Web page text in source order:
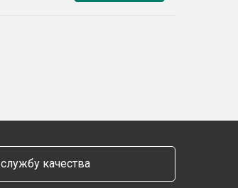
качества